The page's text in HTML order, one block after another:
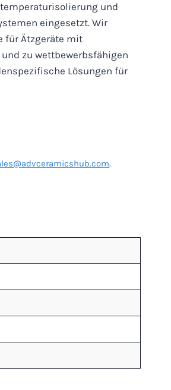
und
eingesetzt. Wir
für Ätzgeräte mit
zu wettbewerbsfähigen
Lösungen für
.